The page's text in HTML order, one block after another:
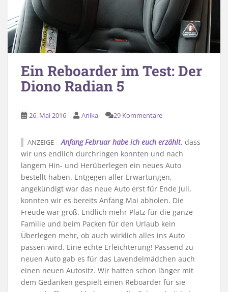
Ein Reboarder im Test: Der
Diono Radian 5
26. Mai 2016 Anika 29 Kommentare
ANZEIGE Anfang Februar habe ich euch erzählt, dass
wir uns endlich durchringen konnten und nach
langem Hin- und Herüberlegen ein neues Auto
bestellt haben. Entgegen aller Erwartungen,
angekündigt war das neue Auto erst für Ende Juli,
konnten wir es bereits Anfang Mai abholen. Die
Freude war groß. Endlich mehr Platz für die ganze
Familie und beim Packen für den Urlaub kein
Überlegen mehr, ob auch wirklich alles ins Auto
passen wird. Eine echte Erleichterung! Passend zu
neuen Auto gab es für das Lavendelmädchen auch
einen neuen Autositz. Wir hatten schon länger mit
dem Gedanken gespielt einen Reboarder für sie